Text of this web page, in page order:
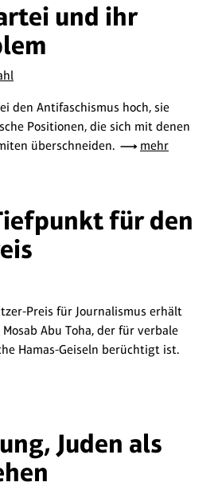
und ihr
den Antifaschismus hoch, sie
Positionen, die sich mit denen
überschneiden.
mehr
für den
Preis für Journalismus erhält
Abu Toha, der für verbale
Hamas-Geiseln berüchtigt ist.
Juden als